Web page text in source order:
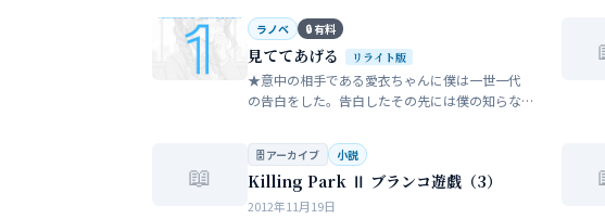
ラノベ 🔒 有料
見ててあげる リライト版
★意中の相手である愛衣ちゃんに僕は一世一代
の告白をした。告白したその先には僕の知らな
女性の間でまかり通っている常識。。。…
📖
🗄 アーカイブ 小説
Killing Park Ⅱ ブランコ遊戯（3）
2012年11月19日